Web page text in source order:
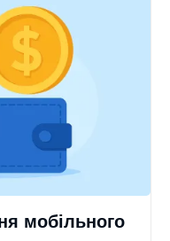
мобільного